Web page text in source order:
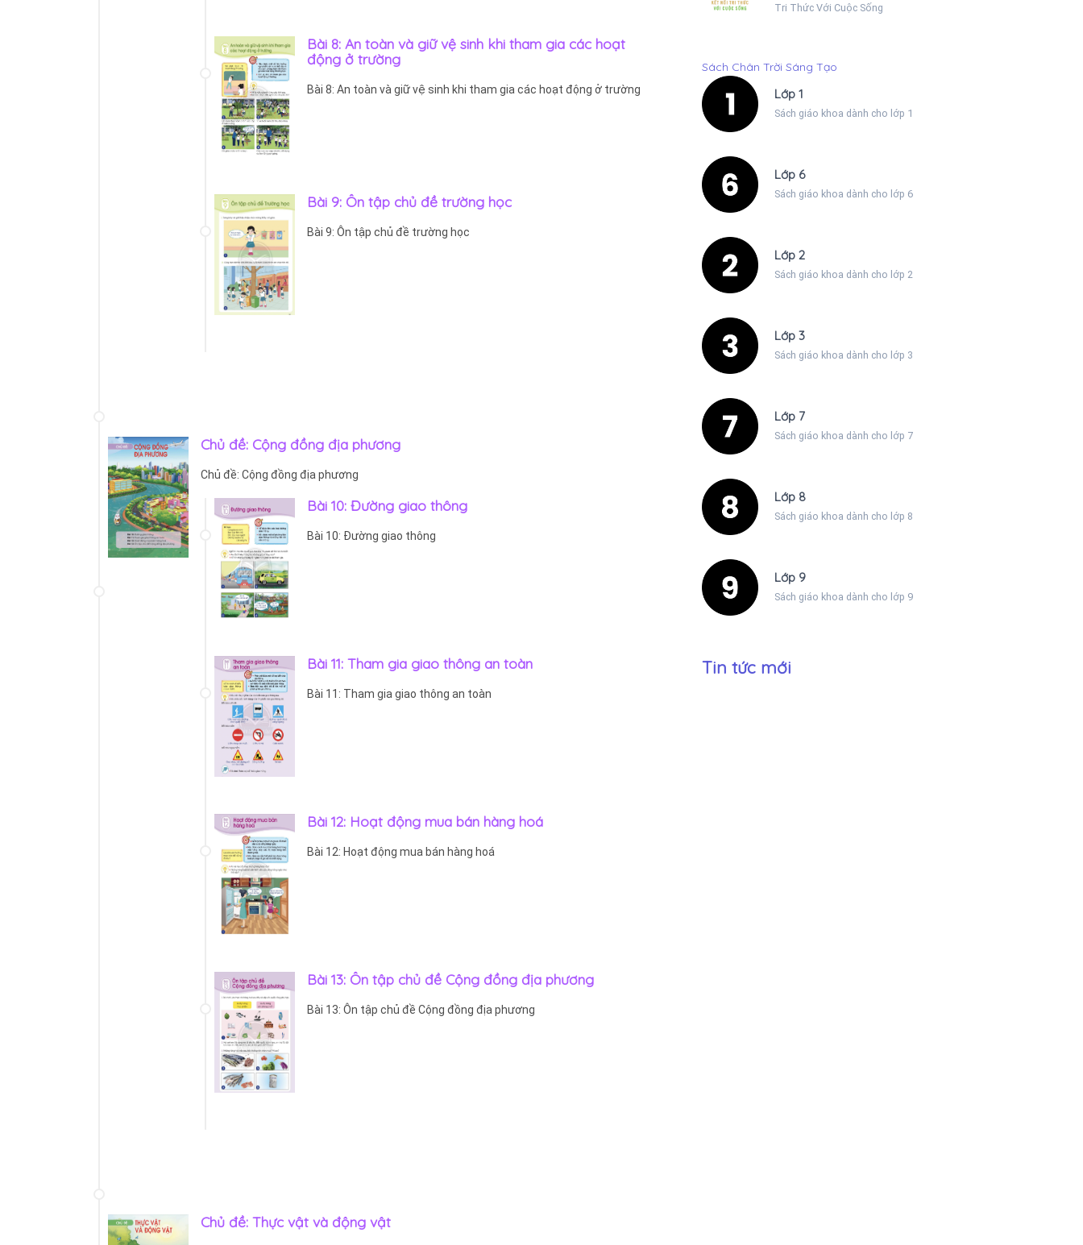
Bài 8: An toàn và giữ vệ sinh khi tham gia các hoạt
động ở trường
Bài 8: An toàn và giữ vệ sinh khi tham gia các hoạt động ở trường
Bài 9: Ôn tập chủ đề trường học
Bài 9: Ôn tập chủ đề trường học
Chủ đề: Cộng đồng địa phương
Chủ đề: Cộng đồng địa phương
Bài 10: Đường giao thông
Bài 10: Đường giao thông
Bài 11: Tham gia giao thông an toàn
Bài 11: Tham gia giao thông an toàn
Bài 12: Hoạt động mua bán hàng hoá
Bài 12: Hoạt động mua bán hàng hoá
Bài 13: Ôn tập chủ đề Cộng đồng địa phương
Bài 13: Ôn tập chủ đề Cộng đồng địa phương
Chủ đề: Thực vật và động vật
Tri Thức Với Cuộc Sống
Sách Chân Trời Sáng Tạo
Lớp 1
Sách giáo khoa dành cho lớp 1
Lớp 6
Sách giáo khoa dành cho lớp 6
Lớp 2
Sách giáo khoa dành cho lớp 2
Lớp 3
Sách giáo khoa dành cho lớp 3
Lớp 7
Sách giáo khoa dành cho lớp 7
Lớp 8
Sách giáo khoa dành cho lớp 8
Lớp 9
Sách giáo khoa dành cho lớp 9
Tin tức mới